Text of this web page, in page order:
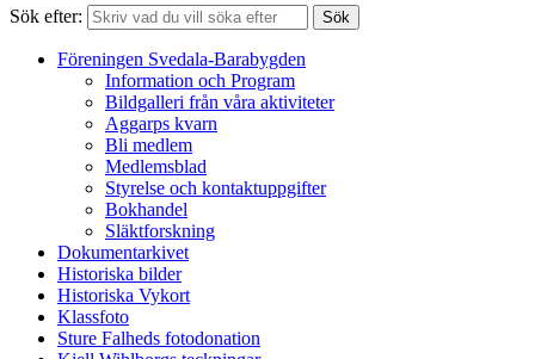
Sök efter:
Föreningen Svedala-Barabygden
Information och Program
Bildgalleri från våra aktiviteter
Aggarps kvarn
Bli medlem
Medlemsblad
Styrelse och kontaktuppgifter
Bokhandel
Släktforskning
Dokumentarkivet
Historiska bilder
Historiska Vykort
Klassfoto
Sture Falheds fotodonation